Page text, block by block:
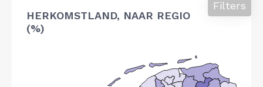
HERKOMSTLAND, NAAR REGIO
(%)
Filters